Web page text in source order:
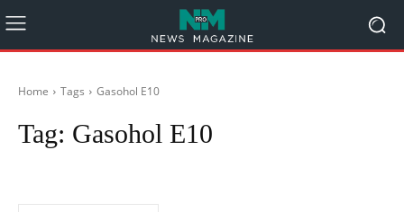
Home Tags Gasohol E10
Tag: Gasohol E10